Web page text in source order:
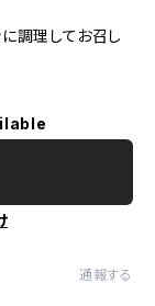
調理してお召し
通報する